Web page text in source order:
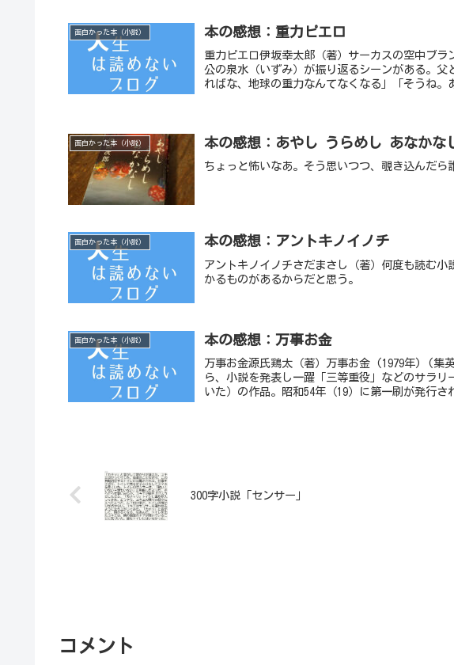
面白かった本（小説） 本の感想：重力ピエロ
重力ピエロ伊坂幸太郎（著）サーカスの空中ブ
公の泉水（いずみ）が振り返るシーンがある。
ればな、地球の重力なんてなくなる」「そうね
面白かった本（小説） 本の感想：あやし うらめし あなかな
ちょっと怖いなあ。そう思いつつ、覗き込んだら
面白かった本（小説） 本の感想：アントキノイノチ
アントキノイノチさだまさし（著）何度も読む
かるものがあるからだと思う。
面白かった本（小説） 本の感想：万事お金
万事お金源氏鶏太（著）万事お金 (1979年) (集
ら、小説を発表し一躍「三等重役」などのサラ
いた）の作品。昭和54年（19）に第一刷が発行さ
300字小説「センサー」
コメント